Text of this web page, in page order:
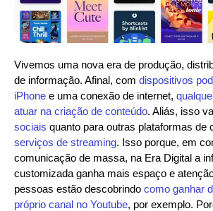
Vivemos uma nova era de produção,
de informação. Afinal, com dispositivos
iPhone e uma conexão de internet,
atuar na criação de conteúdo. Aliás, isso
sociais quanto para outras plataformas de
serviços de streaming. Isso porque, em
comunicação de massa, na Era Digital a
customizada ganha mais espaço e
pessoas estão descobrindo como ganhar
próprio canal no Youtube, por exemplo.